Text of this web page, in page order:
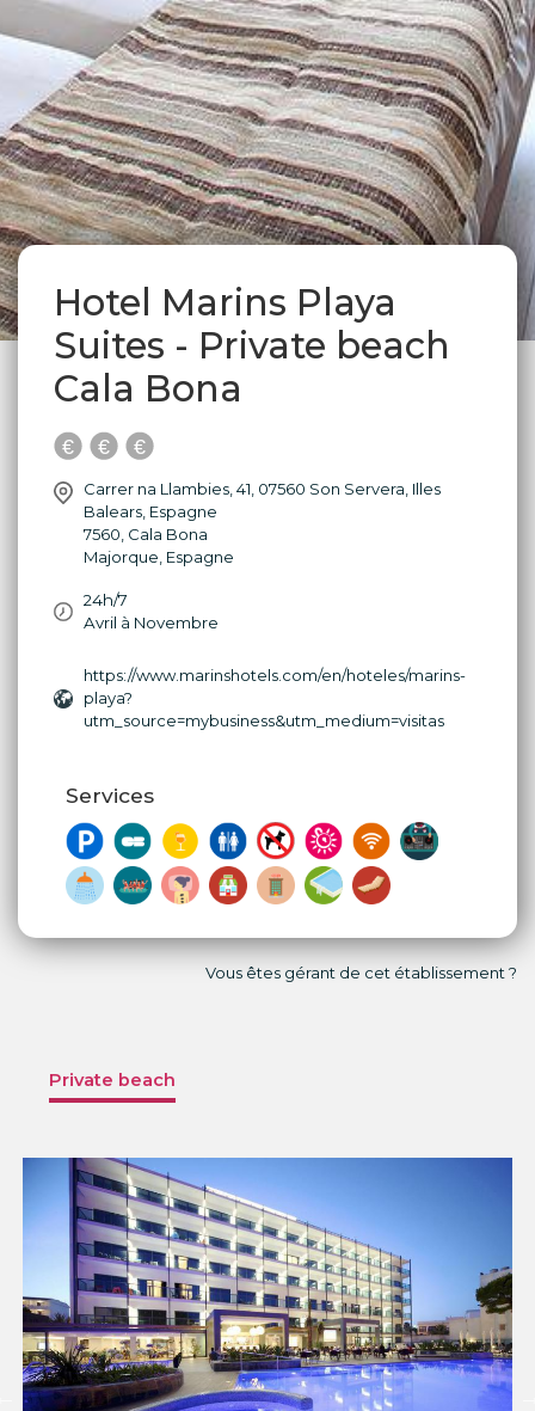
Hotel Marins Playa
Suites - Private beach
Cala Bona
Carrer na Llambies, 41, 07560 Son Servera, Illes
Balears, Espagne
7560 Cala Bona
Majorque Espagne
24h/7
Avril à Novembre
https://www.marinshotels.com/en/hoteles/marins-
playa?
utm_source=mybusiness&utm_medium=visitas
Services
Vous êtes gérant de cet établissement ?
Private beach